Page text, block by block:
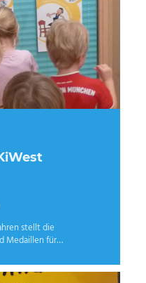
stellt die
Medaillen für…